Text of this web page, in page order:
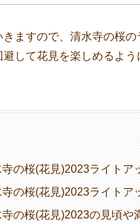
きますので、清水寺の桜
して花見を楽しめるよう
の桜(花見)2023ライトア
の桜(花見)2023ライトア
の桜(花見)2023の見頃や